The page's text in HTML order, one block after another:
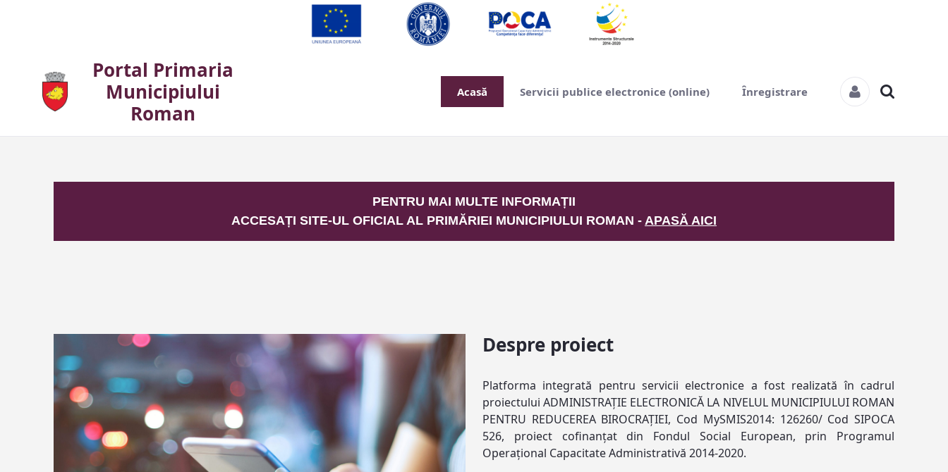
Portal Primaria
Municipiului
Roman
Acasă Servicii publice electronice (online) Înregistrare
PENTRU MAI MULTE INFORMAȚII
ACCESAȚI SITE-UL OFICIAL AL PRIMĂRIEI MUNICIPIULUI ROMAN - APASĂ AICI
Despre proiect
Platforma integrată pentru servicii electronice a fost realizată în cadrul
proiectului ADMINISTRAȚIE ELECTRONICĂ LA NIVELUL MUNICIPIULUI ROMAN
PENTRU REDUCEREA BIROCRAȚIEI, Cod MySMIS2014: 126260/ Cod SIPOCA
526, proiect cofinanțat din Fondul Social European, prin Programul
Operațional Capacitate Administrativă 2014-2020.